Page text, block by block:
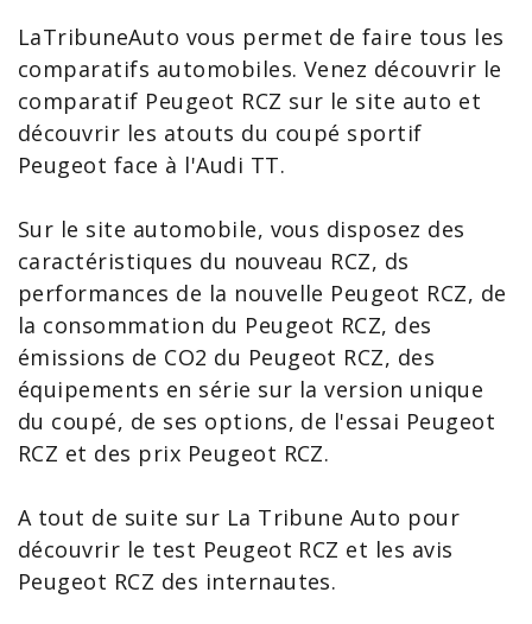
LaTribuneAuto vous permet de faire tous les
comparatifs automobiles. Venez découvrir le
comparatif Peugeot RCZ sur le site auto et
découvrir les atouts du coupé sportif
Peugeot face à l'Audi TT.
Sur le site automobile, vous disposez des
caractéristiques du nouveau RCZ, ds
performances de la nouvelle Peugeot RCZ, de
la consommation du Peugeot RCZ, des
émissions de CO2 du Peugeot RCZ, des
équipements en série sur la version unique
du coupé, de ses options, de l'essai Peugeot
RCZ et des prix Peugeot RCZ.
A tout de suite sur La Tribune Auto pour
découvrir le test Peugeot RCZ et les avis
Peugeot RCZ des internautes.